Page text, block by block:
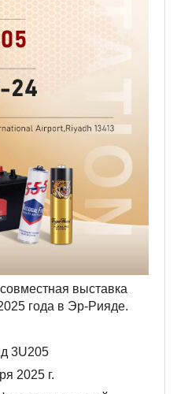
выставка
года в Эр-Рияде.
3U205
2025 г.